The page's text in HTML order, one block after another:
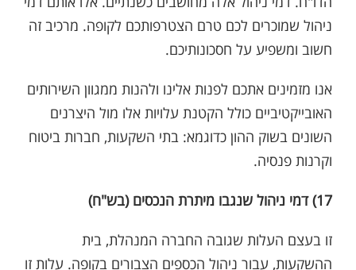
ניהול שמוכרים לכם טרם הצטרפותכם לקופה. מרכיב זה
חשוב ומשפיע על חסכונותיכם.
אנו מזמינים אתכם לפנות אלינו ולהנות ממגוון השירותים
האובייקטיביים כולל הקטנת עלויות אלו מול היצרנים
השונים בשוק ההון כדוגמא: בתי השקעות, חברות ביטוח
וקרנות פנסיה.
17) דמי ניהול שנגבו מיתרת הנכסים (בש"ח)
זו בעצם העלות שגובה החברה המנהלת, בית
ההשקעות, עבור ניהול הכספים הצבורים בקופה. עלות זו